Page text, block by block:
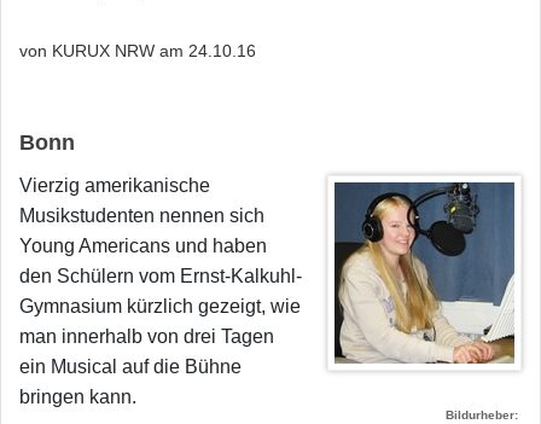
von KURUX NRW am 24.10.16
Bonn
Bildurheber
Vierzig amerikanische
Musikstudenten nennen sich
Young Americans und haben
den Schülern vom Ernst-Kalkuhl-
Gymnasium kürzlich gezeigt, wie
man innerhalb von drei Tagen
ein Musical auf die Bühne
bringen kann.